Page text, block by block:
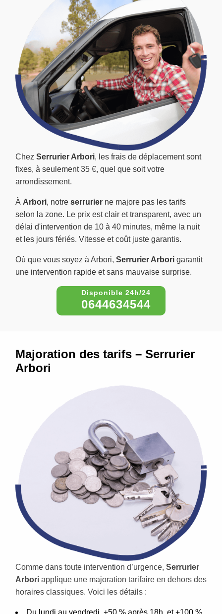
Chez Serrurier Arbori, les frais de déplacement sont
fixes, à seulement 35 €, quel que soit votre
arrondissement.
À Arbori, notre serrurier ne majore pas les tarifs
selon la zone. Le prix est clair et transparent, avec un
délai d'intervention de 10 à 40 minutes, même la nuit
et les jours fériés. Vitesse et coût juste garantis.
Où que vous soyez à Arbori, Serrurier Arbori garantit
une intervention rapide et sans mauvaise surprise.
0644634544
Majoration des tarifs – Serrurier
Arbori
Comme dans toute intervention d’urgence, Serrurier
Arbori applique une majoration tarifaire en dehors des
horaires classiques. Voici les détails :
Du lundi au vendredi, +50 % après 18h, et +100 %